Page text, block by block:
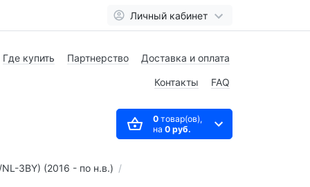
Личный кабинет
Где купить Партнерство Доставка и оплата
Контакты FAQ
0товар(ов),
на 0 руб.
3BY) (2016 - по н.в.)